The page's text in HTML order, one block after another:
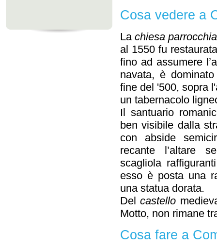
Cosa vedere a
La chiesa
al 1550 fu
fino ad assumere
navata, è
fine del '500, sopra
un tabernacolo
Il santuario
ben visibile dalla
con abside
recante l’altare
scagliola
esso è posta una
una statua dorata.
Delcastello
Motto, non rimane
Cosa fare a